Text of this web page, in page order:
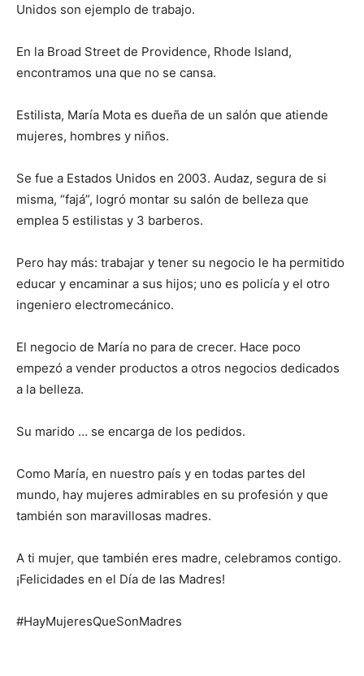
Unidos son ejemplo de trabajo.
En la Broad Street de Providence, Rhode Island,
encontramos una que no se cansa.
Estilista, María Mota es dueña de un salón que atiende
mujeres, hombres y niños.
Se fue a Estados Unidos en 2003. Audaz, segura de si
misma, “fajá”, logró montar su salón de belleza que
emplea 5 estilistas y 3 barberos.
Pero hay más: trabajar y tener su negocio le ha permitido
educar y encaminar a sus hijos; uno es policía y el otro
ingeniero electromecánico.
El negocio de María no para de crecer. Hace poco
empezó a vender productos a otros negocios dedicados
a la belleza.
Su marido … se encarga de los pedidos.
Como María, en nuestro país y en todas partes del
mundo, hay mujeres admirables en su profesión y que
también son maravillosas madres.
A ti mujer, que también eres madre, celebramos contigo.
¡Felicidades en el Día de las Madres!
#HayMujeresQueSonMadres